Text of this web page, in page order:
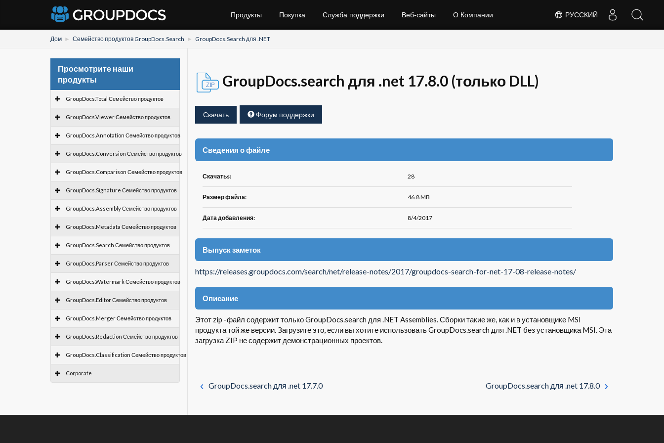
РУССКИЙ
Продукты Покупка Служба поддержки Веб-сайты О Компании
Дом Семейство продуктов GroupDocs.Search GroupDocs.Search для .NET
Просмотрите наши
продукты
GroupDocs.Total Семейство продуктов
GroupDocs.Viewer Семейство продуктов
GroupDocs.Annotation Семейство продуктов
GroupDocs.Conversion Семейство продуктов
GroupDocs.Comparison Семейство продуктов
GroupDocs.Signature Семейство продуктов
GroupDocs.Assembly Семейство продуктов
GroupDocs.Metadata Семейство продуктов
GroupDocs.Search Семейство продуктов
GroupDocs.Parser Семейство продуктов
GroupDocs.Watermark Семейство продуктов
GroupDocs.Editor Семейство продуктов
GroupDocs.Merger Семейство продуктов
GroupDocs.Redaction Семейство продуктов
GroupDocs.Classification Семейство продуктов
Corporate
GroupDocs.search для .net 17.8.0 (только DLL)
Скачать Форум поддержки
Сведения о файле
Скачатьs: 28
Размер файла: 46.8 MB
Дата добавления: 8/4/2017
Выпуск заметок
https://releases.groupdocs.com/search/net/release-notes/2017/groupdocs-search-for-net-17-08-release-notes/
Описание
Этот zip -файл содержит только GroupDocs.search для .NET Assemblies. Сборки такие же, как и в установщике MSI
продукта той же версии. Загрузите это, если вы хотите использовать GroupDocs.search для .NET без установщика MSI. Эта
загрузка ZIP не содержит демонстрационных проектов.
GroupDocs.search для .net 17.7.0 GroupDocs.search для .net 17.8.0